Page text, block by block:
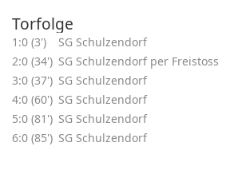
Torfolge
1:0 (3')
SG Schulzendorf
2:0 (34') SG Schulzendorf per Freistoss
3:0 (37') SG Schulzendorf
4:0 (60') SG Schulzendorf
5:0 (81') SG Schulzendorf
6:0 (85') SG Schulzendorf